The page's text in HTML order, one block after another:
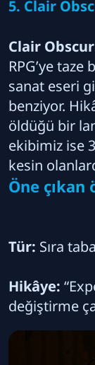
5. Clair
Clair
RPG’ye
sanat eseri
benziyor.
öldüğü bir
ekibimiz ise
kesin
Öne
Tür: Sıra
Hikâye:
değiştirme